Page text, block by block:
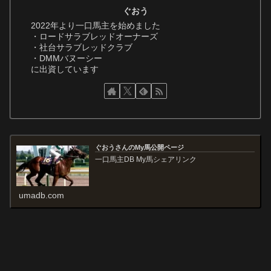
ぐおう
2022年より一口馬主を始めました
・ロードサラブレッドオーナーズ
・社台サラブレッドクラブ
・DMMバヌーシー
に出資しています
ぐおうさんのMy馬公開ページ
一口馬主DB My馬シェアリンク
umadb.com